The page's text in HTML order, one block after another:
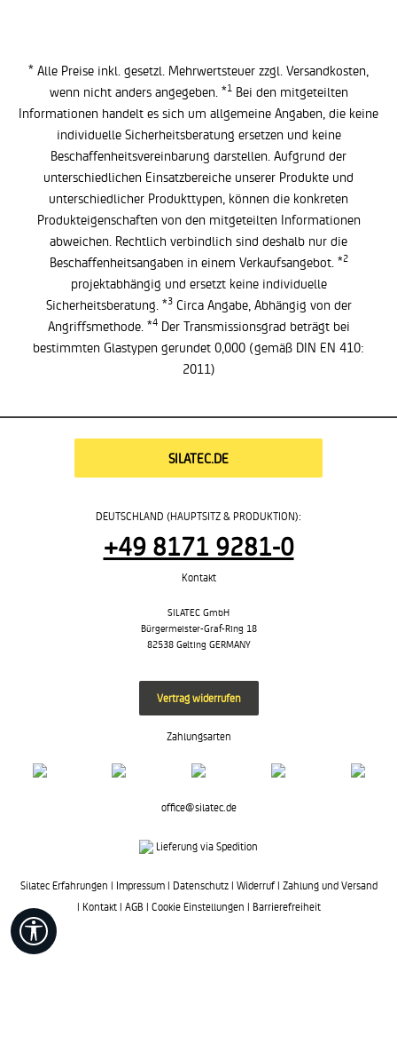
* Alle Preise inkl. gesetzl. Mehrwertsteuer zzgl. Versandkosten
wenn nicht anders angegeben. *1Bei den mitgeteilten
Informationen handelt es sich um allgemeine Angaben, die keine
individuelle Sicherheitsberatung ersetzen und keine
Beschaffenheitsvereinbarung darstellen. Aufgrund der
unterschiedlichen Einsatzbereiche unserer Produkte und
unterschiedlicher Produkttypen, können die konkreten
Produkteigenschaften von den mitgeteilten Informationen
abweichen. Rechtlich verbindlich sind deshalb nur die
Beschaffenheitsangaben in einem Verkaufsangebot. *2
projektabhängig und ersetzt keine individuelle
Sicherheitsberatung. *3Circa Angabe, Abhängig von der
Angriffsmethode. *4Der Transmissionsgrad beträgt bei
bestimmten Glastypen gerundet 0,000 (gemäß DIN EN 410:
2011)
SILATEC.DE
DEUTSCHLAND (HAUPTSITZ & PRODUKTION):
+49 8171 9281-0
Kontakt
SILATEC GmbH
Bürgermeister-Graf-Ring 18
82538 Gelting GERMANY
Vertrag widerrufen
Zahlungsarten
office@silatec.de
Lieferung via Spedition
Silatec Erfahrungen | Impressum | Datenschutz | Widerruf| Zahlung und Versand
| Kontakt | AGB | Cookie Einstellungen | Barrierefreiheit
Werkzeugleiste anzeigen